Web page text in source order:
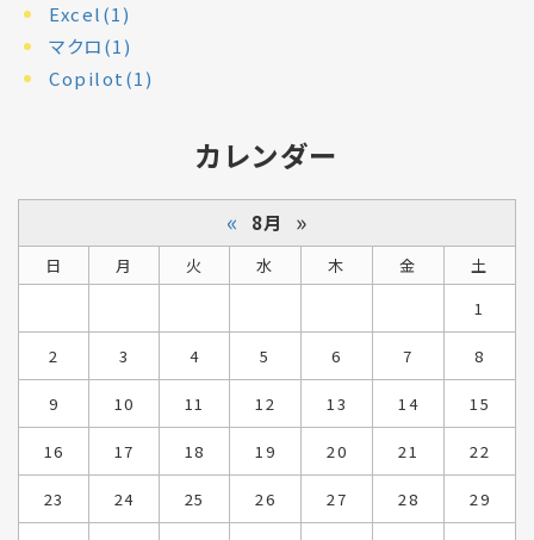
Excel(1)
マクロ(1)
Copilot(1)
カレンダー
« 8月 »
日 月 火 水 木 金
土
1
2 3 4 5 6 7 8
9 10 11 12 13 14 15
16 17 18 19 20 21 22
23 24 25 26 27 28 29